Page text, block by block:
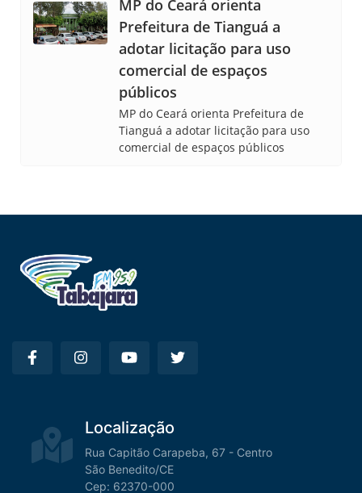
MP do Ceará orienta
Prefeitura de Tianguá a
adotar licitação para uso
comercial de espaços
públicos
MP do Ceará orienta Prefeitura de
Tianguá a adotar licitação para uso
comercial de espaços públicos
Localização
Rua Capitão Carapeba, 67 - Centro
São Benedito/CE
Cep: 62370-000